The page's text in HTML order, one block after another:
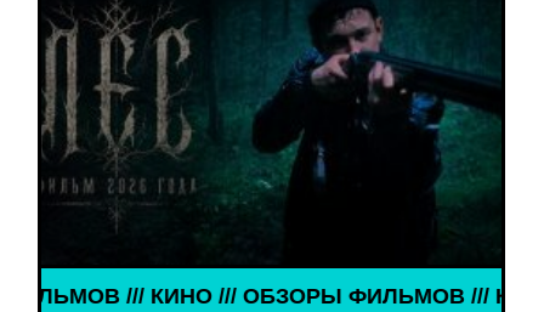
ФИЛЬМОВ /// КИНО /// ОБЗОРЫ ФИЛЬМОВ